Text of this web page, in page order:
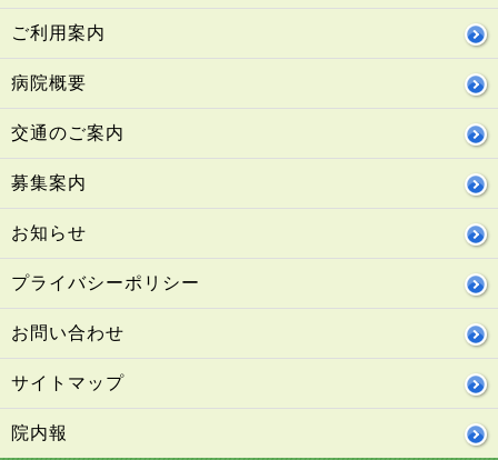
ご利用案内
病院概要
交通のご案内
募集案内
お知らせ
プライバシーポリシー
お問い合わせ
サイトマップ
院内報